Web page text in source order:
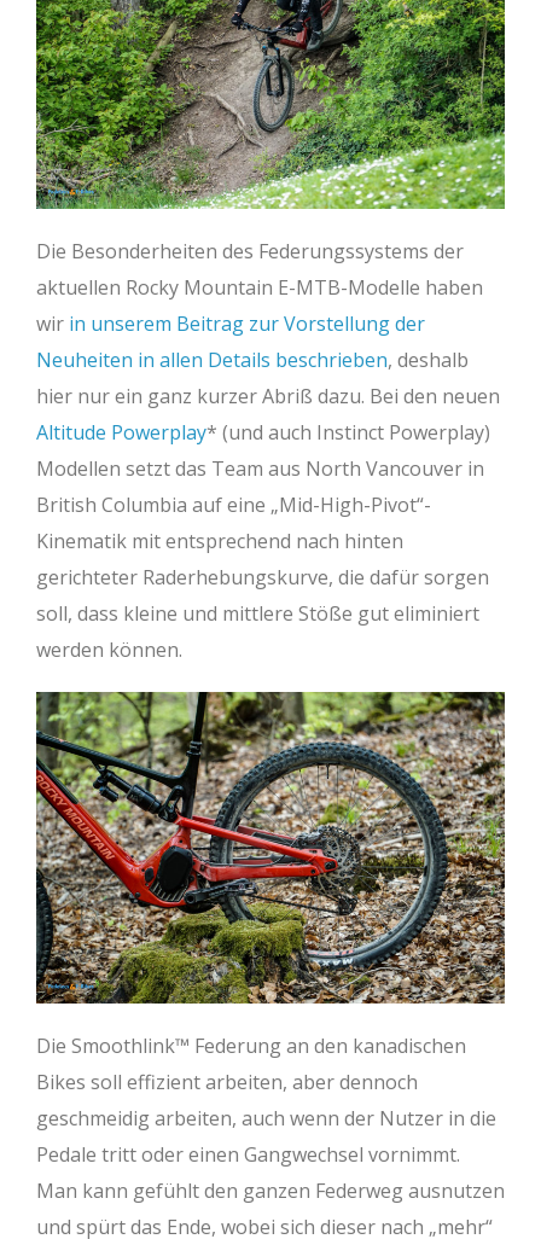
Die Besonderheiten des Federungssystems der
aktuellen Rocky Mountain E-MTB-Modelle haben
wir in unserem Beitrag zur Vorstellung der
Neuheiten in allen Details beschrieben, deshalb
hier nur ein ganz kurzer Abriß dazu. Bei den neuen
Altitude Powerplay (und auch Instinct Powerplay)
Modellen setzt das Team aus North Vancouver in
British Columbia auf eine „Mid-High-Pivot“-
Kinematik mit entsprechend nach hinten
gerichteter Raderhebungskurve, die dafür sorgen
soll, dass kleine und mittlere Stöße gut eliminiert
werden können.
Die Smoothlink™ Federung an den kanadischen
Bikes soll effizient arbeiten, aber dennoch
geschmeidig arbeiten, auch wenn der Nutzer in die
Pedale tritt oder einen Gangwechsel vornimmt.
Man kann gefühlt den ganzen Federweg ausnutzen
und spürt das Ende, wobei sich dieser nach „mehr“